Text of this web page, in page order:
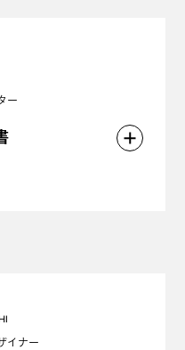
料を切ったり茹でた
の顔を思い浮かべた
ない、デザインのや
じたままに書いてい
ー
」と思われた方。
入れ、思考し醸成し
イナー